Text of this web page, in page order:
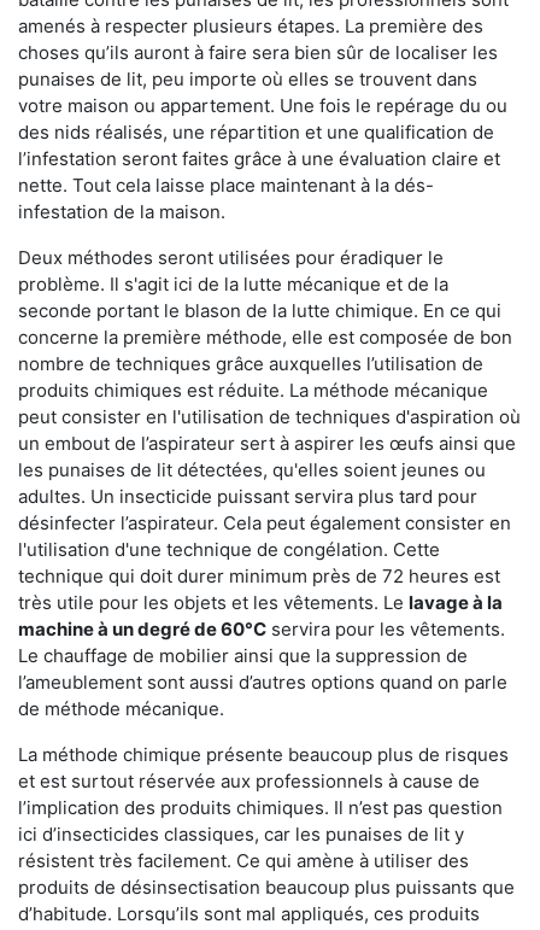
amenés à respecter plusieurs étapes. La première des
choses qu’ils auront à faire sera bien sûr de localiser les
punaises de lit, peu importe où elles se trouvent dans
votre maison ou appartement. Une fois le repérage du ou
des nids réalisés, une répartition et une qualification de
l’infestation seront faites grâce à une évaluation claire et
nette. Tout cela laisse place maintenant à la dés-
infestation de la maison.
Deux méthodes seront utilisées pour éradiquer le
problème. Il s'agit ici de la lutte mécanique et de la
seconde portant le blason de la lutte chimique. En ce qui
concerne la première méthode, elle est composée de bon
nombre de techniques grâce auxquelles l’utilisation de
produits chimiques est réduite. La méthode mécanique
peut consister en l'utilisation de techniques d'aspiration où
un embout de l’aspirateur sert à aspirer les œufs ainsi que
les punaises de lit détectées, qu'elles soient jeunes ou
adultes. Un insecticide puissant servira plus tard pour
désinfecter l’aspirateur. Cela peut également consister en
l'utilisation d'une technique de congélation. Cette
technique qui doit durer minimum près de 72 heures est
très utile pour les objets et les vêtements. Le lavage à la
machine à un degré de 60°C servira pour les vêtements.
Le chauffage de mobilier ainsi que la suppression de
l’ameublement sont aussi d’autres options quand on parle
de méthode mécanique.
La méthode chimique présente beaucoup plus de risques
et est surtout réservée aux professionnels à cause de
l’implication des produits chimiques. Il n’est pas question
ici d’insecticides classiques, car les punaises de lit y
résistent très facilement. Ce qui amène à utiliser des
produits de désinsectisation beaucoup plus puissants que
d’habitude. Lorsqu’ils sont mal appliqués, ces produits